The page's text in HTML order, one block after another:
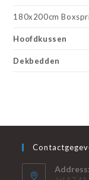
180x200cm
Hoofdkussen
Dekbedden
Address: